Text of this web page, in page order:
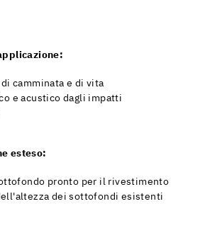
camminata e di vita
e acustico dagli impatti
esteso:
pronto per il rivestimento
dei sottofondi esistenti